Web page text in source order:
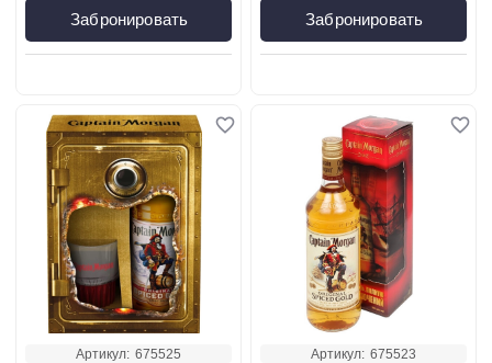
Забронировать Забронировать
Артикул: 675525 Артикул: 675523